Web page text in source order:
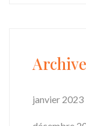
janvier 2023